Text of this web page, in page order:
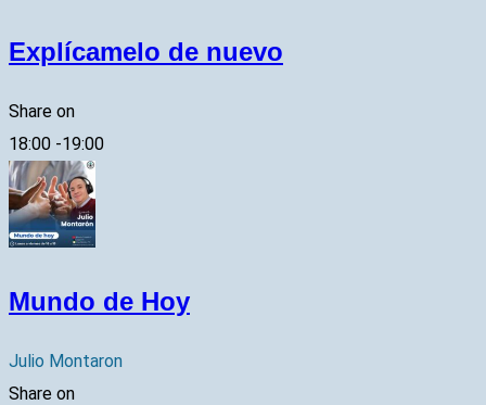
Explícamelo de nuevo
Share on
18:00 -19:00
Mundo de Hoy
Julio Montaron
Share on